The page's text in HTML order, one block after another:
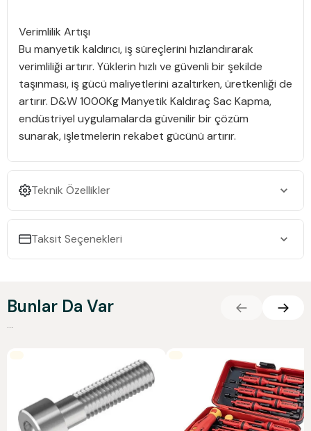
Verimlilik Artışı
Bu manyetik kaldırıcı, iş süreçlerini hızlandırarak
verimliliği artırır. Yüklerin hızlı ve güvenli bir şekilde
taşınması, iş gücü maliyetlerini azaltırken, üretkenliği de
artırır. D&W 1000Kg Manyetik Kaldıraç Sac Kapma,
endüstriyel uygulamalarda güvenilir bir çözüm
sunarak, işletmelerin rekabet gücünü artırır.
Teknik Özellikler
Taksit Seçenekleri
Bunlar Da Var
...